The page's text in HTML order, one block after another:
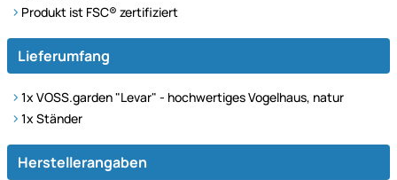
Produkt ist FSC® zertifiziert
Lieferumfang
1x VOSS.garden "Levar" - hochwertiges Vogelhaus, natur
1x Ständer
Herstellerangaben